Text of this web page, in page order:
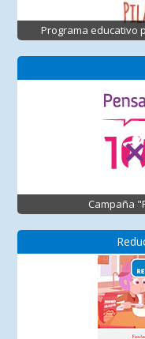
Programa educativo
Campaña